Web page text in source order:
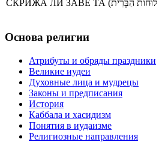
Основа религии
Атрибуты и обряды праздники
Великие иудеи
Духовные лица и мудрецы
Законы и предписания
История
Каббала и хасидизм
Понятия в иудаизме
Религиозные направления